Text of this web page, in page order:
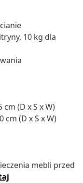
10 kg dla
cm (D x S x W)
cm (D x S x W)
mebli przed